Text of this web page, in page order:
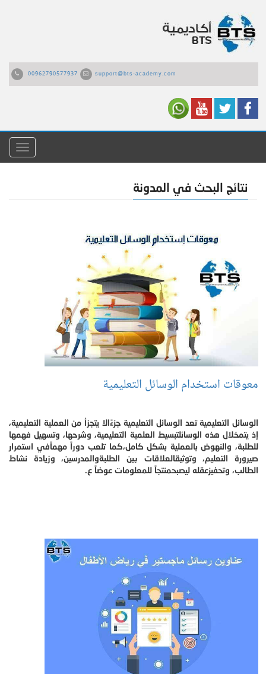
00962790577937 support@bts-academy.com
القائمة
نتائج البحث في المدونة
معوقات استخدام الوسائل التعليمية
الوسائل التعليمية تعد الوسائل التعليمية جزءًالا يتجزأ من العملية التعليمية،
إذ يتمخلال هذه الوسائلتبسيط العلمية التعليمية، وشرحها، وتسهيل فهمها
للطلبة، والنهوض بالعملية بشكل كامل،كما تلعب دوراً مهماًفي استمرار
صيرورة التعليم، وتوثيقالعلاقات بين الطلبةوالمدرسين، وزيادة نشاط
الطالب، وتحفيزعقله ليصبحمنتجاً للمعلومات عوضاً ع.